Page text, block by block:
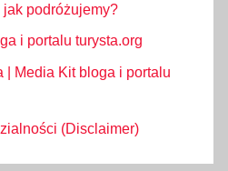
podróżujemy?
i portalu turysta.org
| Media Kit bloga i portalu
(Disclaimer)